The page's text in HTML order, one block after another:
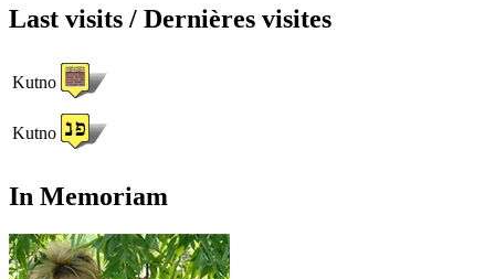
Last visits / Dernières visites
Kutno
Kutno
In Memoriam